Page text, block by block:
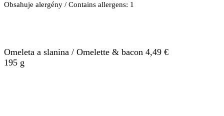
Obsahuje alergény / Contains allergens: 1
Omeleta a slanina / Omelette & bacon 4,49 €
195 g